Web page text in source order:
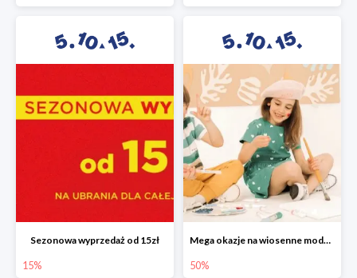
Sezonowa wyprzedaż od 15zł
15%
Mega okazje na wiosenne modele w 5.10.15 do -50%
50%